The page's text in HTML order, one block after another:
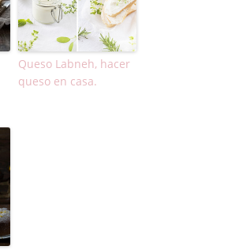
Queso Labneh, hacer
queso en casa.